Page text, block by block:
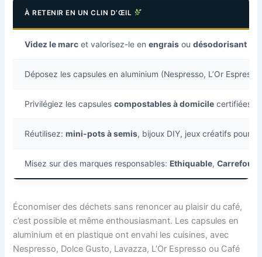
À RETENIR EN UN CLIN D’ŒIL
Videz le marc et valorisez-le enengrais oudésodorisant
Déposez les capsules en aluminium (Nespresso, L’Or
Privilégiez les capsulescompostables à domicile certifiées
Réutilisez:mini-pots à semis, bijoux DIY, jeux créatifs pour
Misez sur des marques responsables: Ethiquable,Carrefour
Économiser des déchets sans renoncer au plaisir du café,
c’est possible et même enthousiasmant. Les capsules en
aluminium et en plastique ont envahi les cuisines, avec
Nespresso, Dolce Gusto, Lavazza, L’Or Espresso ou Café